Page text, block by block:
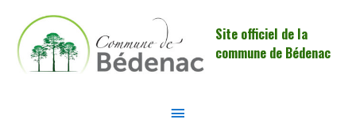
Site officiel de la
commune de Bédenac
MENU